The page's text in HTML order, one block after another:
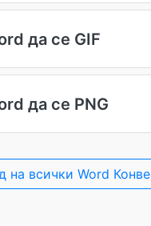
да се GIF
да се PNG
на всички Word